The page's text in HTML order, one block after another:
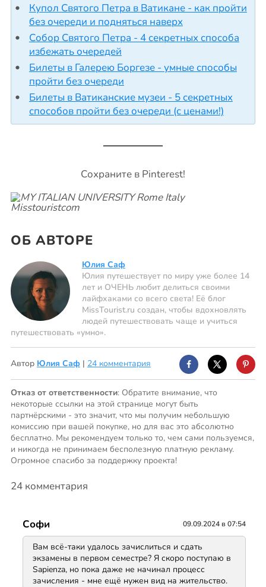
Купол Святого Петра в Ватикане - как пройти
без очереди и подняться наверх
Собор Святого Петра - 4 секретных способа
избежать очередей
Билеты в Галерею Боргезе - умные способы
пройти без очереди
Билеты в Ватиканские музеи - 5 секретных
способов пройти без очереди (с ценами!)
Сохраните в Pinterest!
ОБ АВТОРЕ
Юлия Саф
Юлия путешествует по миру уже более 14
лет и ОЧЕНЬ любит делиться своими
лайфхаками со всего света! Её блог
MissTourist.ru создан, чтобы вдохновлять
людей путешествовать чаще и учиться
путешествовать «умно».
Автор Юлия Саф | 24 комментария
Отказ от ответственности: Обратите внимание, что
некоторые ссылки на этой странице могут быть
партнёрскими - это значит, что мы получим небольшую
комиссию при вашей покупке, но для вас это абсолютно
бесплатно. Мы рекомендуем только то, чем сами пользуемся,
и никогда не принимаем бесполезную платную рекламу.
Огромное спасибо за поддержку проекта!
24 комментария
Софи 09.09.2024 в 07:54
Вам всё-таки удалось зачислиться и сдать
экзамены в первом семестре? Я скоро поступаю в
Sapienza, но пока даже не начинал процесс
зачисления - мне ещё нужен вид на жительство.